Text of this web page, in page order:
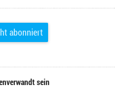
abonniert
sein